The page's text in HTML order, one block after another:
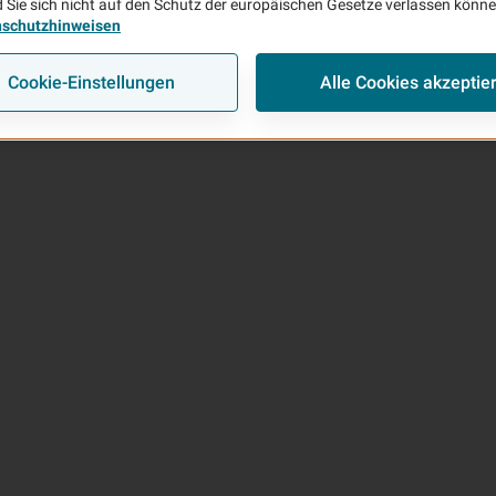
Sie sich nicht auf den Schutz der europäischen Gesetze verlassen
Cookie-Einstellungen Alle Cookies